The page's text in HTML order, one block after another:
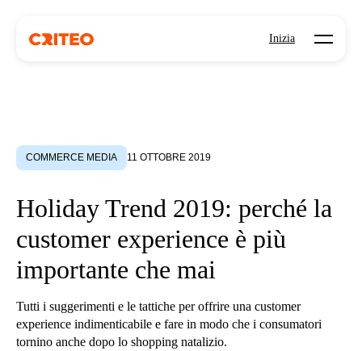
Inizia Open
COMMERCE MEDIA 11 OTTOBRE 2019
Holiday Trend 2019: perché la
customer experience è più
importante che mai
Tutti i suggerimenti e le tattiche per offrire una customer
experience indimenticabile e fare in modo che i consumatori
tornino anche dopo lo shopping natalizio.